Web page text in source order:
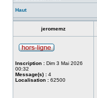
Haut
jeromemz
Inscription : Dim 3 Mai 2026
00:32
Message(s) : 4
Localisation : 62500